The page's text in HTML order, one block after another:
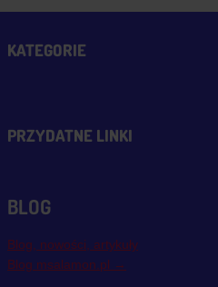
KATEGORIE
PRZYDATNE LINKI
BLOG
Blog, nowości, artykuły
Blog msalamon.pl →